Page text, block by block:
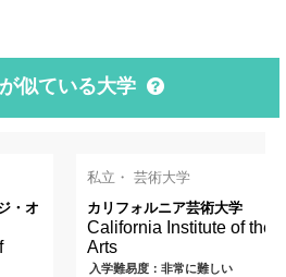
似ている大学
・オ
私立・ 芸術大学
カリフォルニア芸術大学
California Institute of the
Arts
入学難易度：非常に難しい